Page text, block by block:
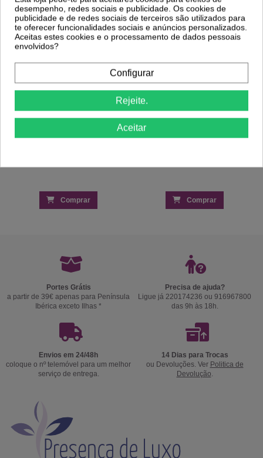
-50%
Verniz Purple Lily P132 Spring Garden
Collection 10ml
0,99 €
Comprar
-50%
Verniz Purple Freedom P92 Hippie
Collection 10ml
Comprar
Portes Grátis
a partir de 39€ apenas para Península
Ibérica exceto Ilhas *
Precisa de ajuda?
Ligue já 220174236 ou 916967800
das 9h às 18h.
Envios em 24/48h
coloque o nº telemóvel para um melhor
serviço de entrega.
14 Dias para Trocas
ou Devoluções. Ver Politica de
Devolução
desempenho, redes sociais e publicidade. Os cookies de
publicidade e de redes sociais de terceiros são utilizados para
te oferecer funcionalidades sociais e anúncios personalizados.
Aceitas estes cookies e o processamento de dados pessoais
envolvidos?
Configurar
Rejeite.
Aceitar